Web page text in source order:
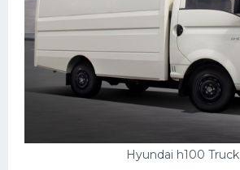
Hyundai h100 Truck
Ямаха
Додж